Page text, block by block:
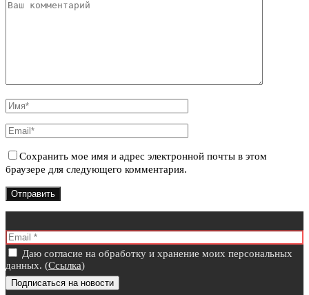
Сохранить мое имя и адрес электронной почты в этом
браузере для следующего комментария.
Даю согласие на обработку и хранение моих персональных
данных. (Ссылка)